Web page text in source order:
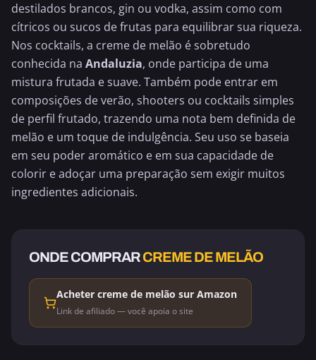
destilados brancos, gin ou vodka, assim como com
cítricos ou sucos de frutas para equilibrar sua riqueza.
Nos cocktails, a creme de melão é sobretudo
conhecida na Andaluzia, onde participa de uma
mistura frutada e suave. Também pode entrar em
composições de verão, shooters ou cocktails simples
de perfil frutado, trazendo uma nota bem definida de
melão e um toque de indulgência. Seu uso se baseia
em seu poder aromático e em sua capacidade de
colorir e adoçar uma preparação sem exigir muitos
ingredientes adicionais.
ONDE COMPRARCREME DE MELÃO
Acheter creme de melão sur Amazon
Link de afiliado — você apoia o site